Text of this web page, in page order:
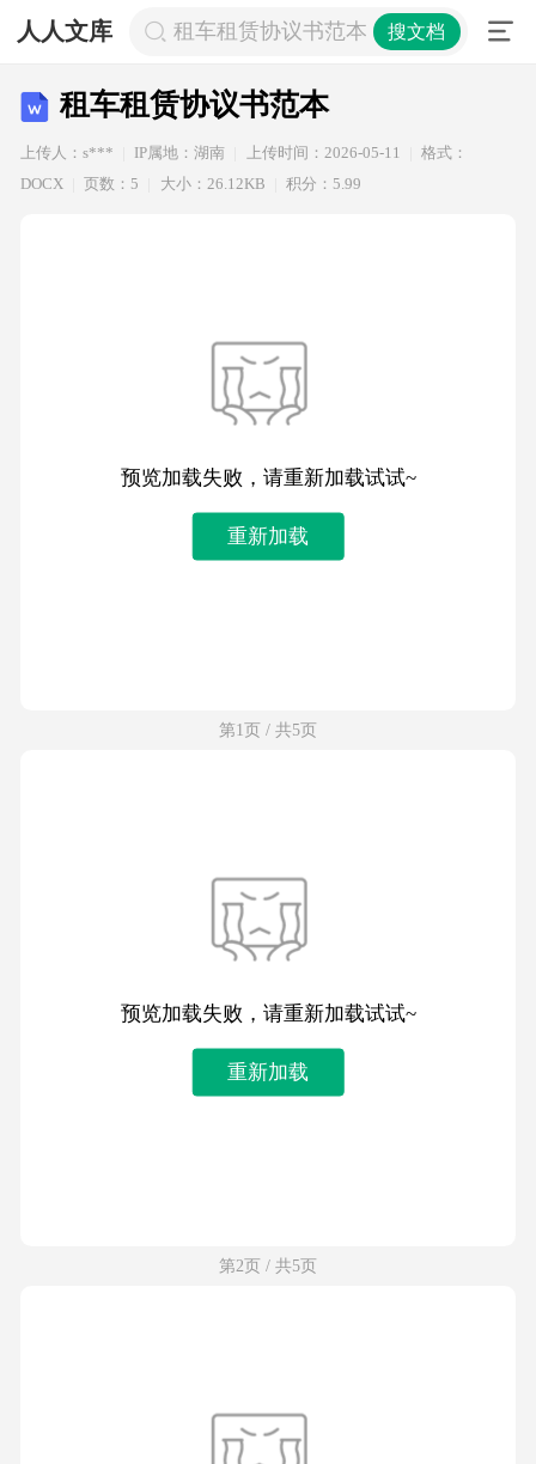
人人文库 租车租赁协议书范本 搜文档
租车租赁协议书范本
上传人：s*** IP属地：湖南 上传时间：2026-05-11
格式：
DOCX
页数：5 大小：26.12KB 积分：5.99
预览加载失败，请重新加载试试~
重新加载
第1页 / 共5页
预览加载失败，请重新加载试试~
重新加载
第2页 / 共5页